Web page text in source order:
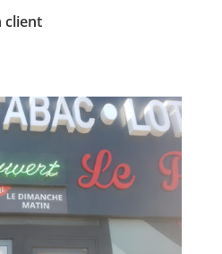
client